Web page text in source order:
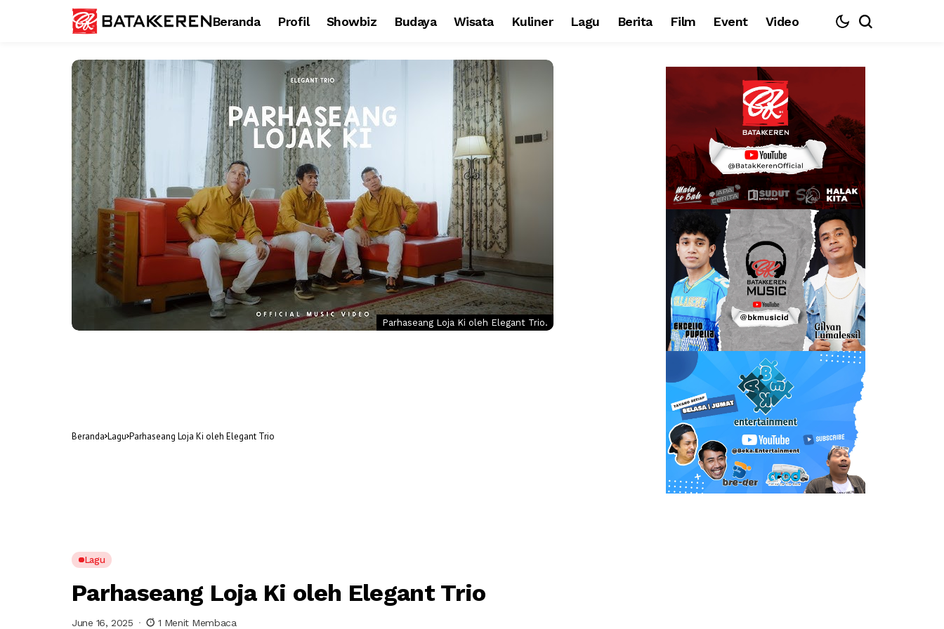
Beranda Profil Showbiz Budaya Wisata Kuliner Lagu Berita Film Event Video
Parhaseang Loja Ki oleh Elegant Trio.
Beranda Lagu Parhaseang Loja Ki oleh Elegant Trio
Lagu
Parhaseang Loja Ki oleh Elegant Trio
June 16, 2025 1 Menit Membaca